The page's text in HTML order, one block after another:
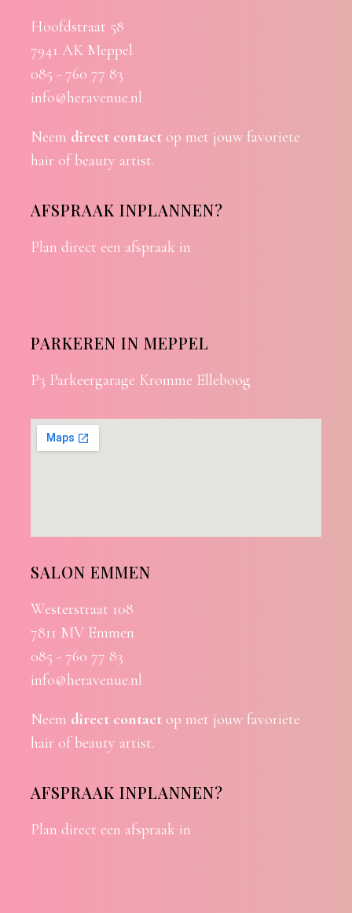
Hoofdstraat 58
7941 AK Meppel
085 - 760 77 83
info@heravenue.nl
Neem direct contactop met jouw favoriete
hair of beauty artist.
AFSPRAAK INPLANNEN?
Plan direct een afspraak in
PARKEREN IN MEPPEL
P3 Parkeergarage Kromme Elleboog
SALON EMMEN
Westerstraat 108
7811 MV Emmen
085 - 760 77 83
info@heravenue.nl
Neem direct contactop met jouw favoriete
hair of beauty artist.
AFSPRAAK INPLANNEN?
Plan direct een afspraak in